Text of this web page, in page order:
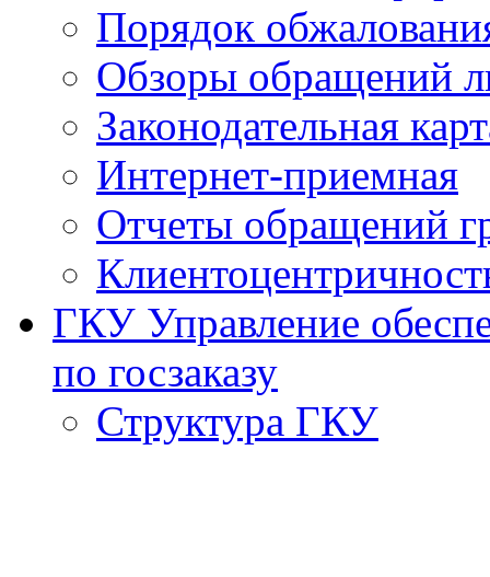
Порядок
Обзоры обращений
Законодательная
Интернет-приемная
Отчеты обращений
ГКУ Управление
по госзаказу
Структура ГКУ